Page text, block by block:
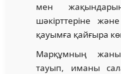
мен
шәкірттеріне
қауымға қайғыра
Марқұмның
тауып, иманы